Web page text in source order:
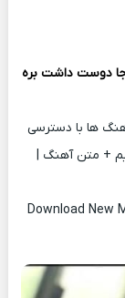
دوست داشت بره
ها با دسترسی
+ متن آهنگ |
Download New